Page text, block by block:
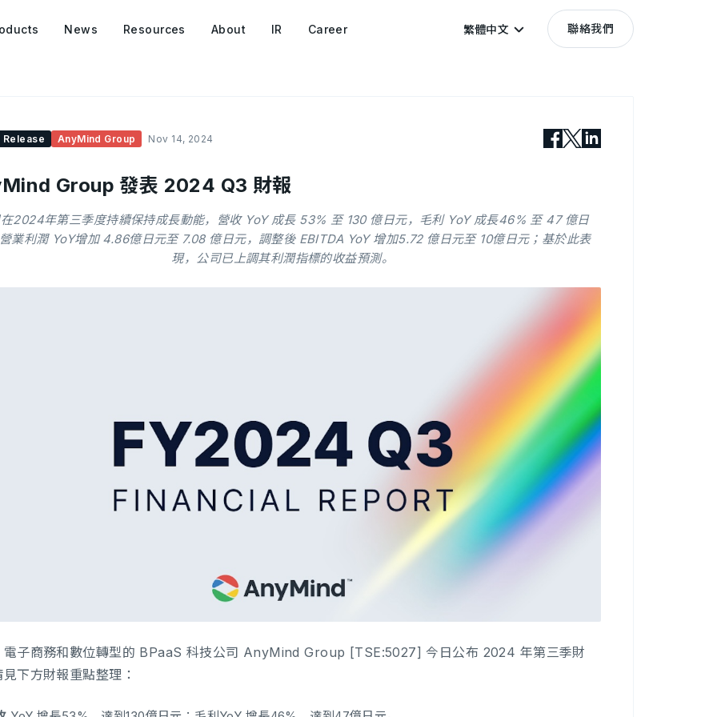
News Resources About IR Career 繁體中文 聯絡我們
Release AnyMind Group Nov 14, 2024
Group 發表 2024 Q3 財報
2024年第三季度持續保持成長動能，營收 YoY 成長 53% 至 130 億日元，毛利 YoY 成長46% 至 47 億日
業利潤 YoY增加 4.86億日元至 7.08 億日元，調整後 EBITDA YoY 增加5.72 億日元至 10億日元；基於此表
現，公司已上調其利潤指標的收益預測。
電子商務和數位轉型的 BPaaS 科技公司 AnyMind Group [TSE:5027] 今日公布 2024 年第三季財
下方財報重點整理：